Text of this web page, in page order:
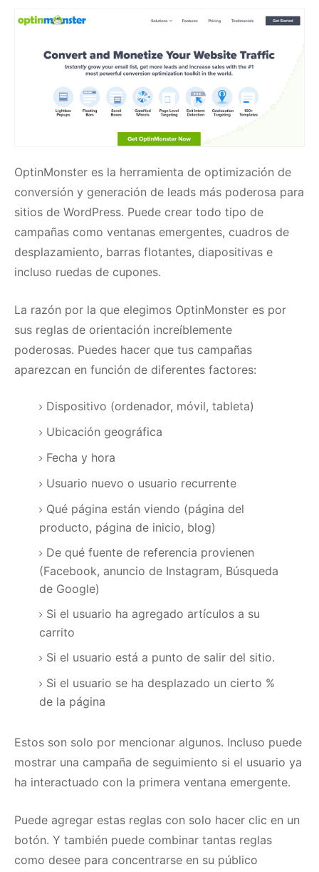
OptinMonster es la herramienta de optimización de
conversión y generación de leads más poderosa para
sitios de WordPress. Puede crear todo tipo de
campañas como ventanas emergentes, cuadros de
desplazamiento, barras flotantes, diapositivas e
incluso ruedas de cupones.
La razón por la que elegimos OptinMonster es por
sus reglas de orientación increíblemente
poderosas. Puedes hacer que tus campañas
aparezcan en función de diferentes factores:
Dispositivo (ordenador, móvil, tableta)
Ubicación geográfica
Fecha y hora
Usuario nuevo o usuario recurrente
Qué página están viendo (página del
producto, página de inicio, blog)
De qué fuente de referencia provienen
(Facebook, anuncio de Instagram, Búsqueda
de Google)
Si el usuario ha agregado artículos a su
carrito
Si el usuario está a punto de salir del sitio.
Si el usuario se ha desplazado un cierto %
de la página
Estos son solo por mencionar algunos. Incluso puede
mostrar una campaña de seguimiento si el usuario ya
ha interactuado con la primera ventana emergente.
Puede agregar estas reglas con solo hacer clic en un
botón. Y también puede combinar tantas reglas
como desee para concentrarse en su público